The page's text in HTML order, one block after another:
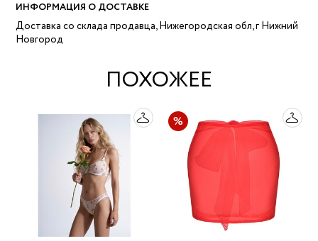
ИНФОРМАЦИЯ О ДОСТАВКЕ
Доставка со склада продавца, Нижегородская обл, г Нижний
Новгород
ПОХОЖЕЕ